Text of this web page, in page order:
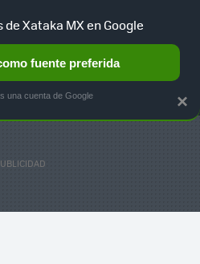
HOME AUTO TERRITORIO
×
de Xataka MX en Google
fuente preferida
una cuenta de Google